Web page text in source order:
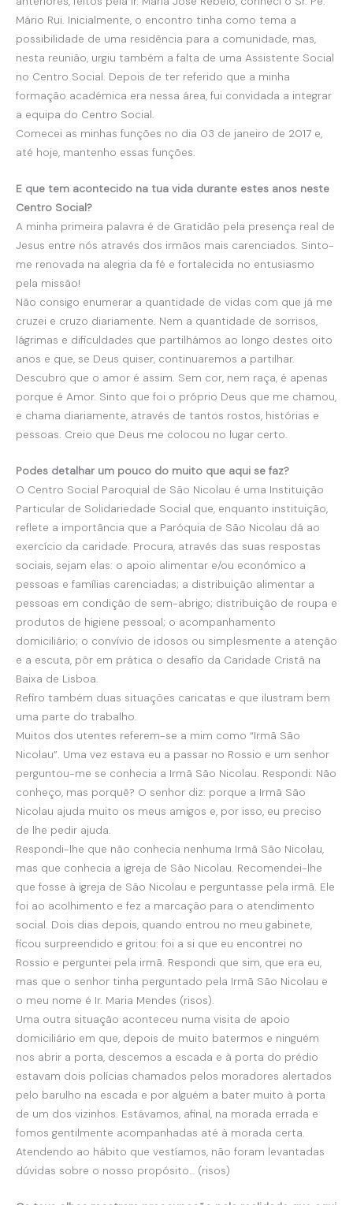
Mário Rui. Inicialmente, o encontro tinha como tema a
possibilidade de uma residência para a comunidade, mas,
nesta reunião, urgiu também a falta de uma Assistente Social
no Centro Social. Depois de ter referido que a minha
formação académica era nessa área, fui convidada a integrar
a equipa do Centro Social.
Comecei as minhas funções no dia 03 de janeiro de 2017 e,
até hoje, mantenho essas funções.
E que tem acontecido na tua vida durante estes anos neste
Centro Social?
A minha primeira palavra é de Gratidão pela presença real de
Jesus entre nós através dos irmãos mais carenciados. Sinto-
me renovada na alegria da fé e fortalecida no entusiasmo
pela missão!
Não consigo enumerar a quantidade de vidas com que já me
cruzei e cruzo diariamente. Nem a quantidade de sorrisos,
lágrimas e dificuldades que partilhámos ao longo destes oito
anos e que, se Deus quiser, continuaremos a partilhar.
Descubro que o amor é assim. Sem cor, nem raça, é apenas
porque é Amor. Sinto que foi o próprio Deus que me chamou,
e chama diariamente, através de tantos rostos, histórias e
pessoas. Creio que Deus me colocou no lugar certo.
Podes detalhar um pouco do muito que aqui se faz?
O Centro Social Paroquial de São Nicolau é uma Instituição
Particular de Solidariedade Social que, enquanto instituição,
reflete a importância que a Paróquia de São Nicolau dá ao
exercício da caridade. Procura, através das suas respostas
sociais, sejam elas: o apoio alimentar e/ou económico a
pessoas e famílias carenciadas; a distribuição alimentar a
pessoas em condição de sem-abrigo; distribuição de roupa e
produtos de higiene pessoal; o acompanhamento
domiciliário; o convívio de idosos ou simplesmente a atenção
e a escuta, pôr em prática o desafio da Caridade Cristã na
Baixa de Lisboa.
Refiro também duas situações caricatas e que ilustram bem
uma parte do trabalho.
Muitos dos utentes referem-se a mim como “Irmã São
Nicolau”. Uma vez estava eu a passar no Rossio e um senhor
perguntou-me se conhecia a Irmã São Nicolau. Respondi: Não
conheço, mas porquê? O senhor diz: porque a Irmã São
Nicolau ajuda muito os meus amigos e, por isso, eu preciso
de lhe pedir ajuda.
Respondi-lhe que não conhecia nenhuma Irmã São Nicolau,
mas que conhecia a igreja de São Nicolau. Recomendei-lhe
que fosse à igreja de São Nicolau e perguntasse pela irmã. Ele
foi ao acolhimento e fez a marcação para o atendimento
social. Dois dias depois, quando entrou no meu gabinete,
ficou surpreendido e gritou: foi a si que eu encontrei no
Rossio e perguntei pela irmã. Respondi que sim, que era eu,
mas que o senhor tinha perguntado pela Irmã São Nicolau e
o meu nome é Ir. Maria Mendes (risos).
Uma outra situação aconteceu numa visita de apoio
domiciliário em que, depois de muito batermos e ninguém
nos abrir a porta, descemos a escada e à porta do prédio
estavam dois polícias chamados pelos moradores alertados
pelo barulho na escada e por alguém a bater muito à porta
de um dos vizinhos. Estávamos, afinal, na morada errada e
fomos gentilmente acompanhadas até à morada certa.
Atendendo ao hábito que vestíamos, não foram levantadas
dúvidas sobre o nosso propósito… (risos)